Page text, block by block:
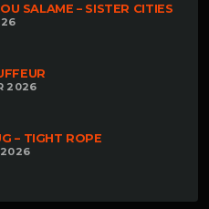
SALAME – SISTER CITIES
2026
– TIGHT ROPE
2026